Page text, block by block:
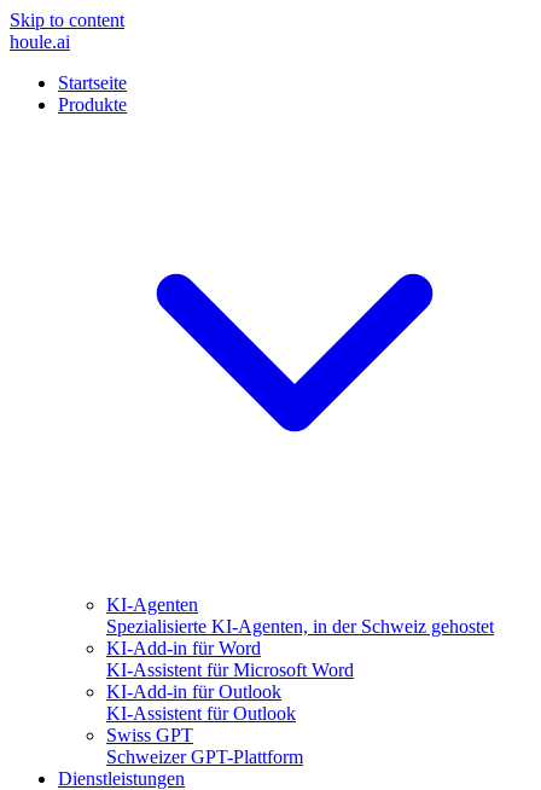
Skip to content
houle.ai
Startseite
Produkte
KI-Agenten
Spezialisierte KI-Agenten, in der Schweiz gehostet
KI-Add-in für Word
KI-Assistent für Microsoft Word
KI-Add-in für Outlook
KI-Assistent für Outlook
Swiss GPT
Schweizer GPT-Plattform
Dienstleistungen